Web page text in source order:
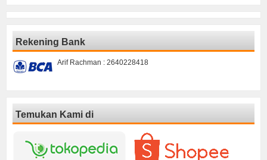
Rekening Bank
Arif Rachman : 2640228418
Temukan Kami di